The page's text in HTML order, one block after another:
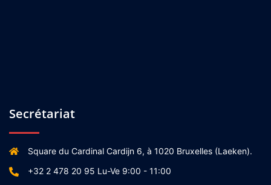
Secrétariat
Square du Cardinal Cardijn 6, à 1020 Bruxelles (Laeken).
+32 2 478 20 95 Lu-Ve 9:00 - 11:00